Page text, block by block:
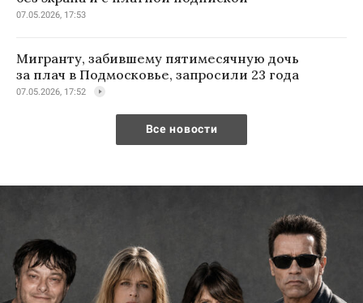
07.05.2026, 17:53
Мигранту, забившему пятимесячную дочь
за плач в Подмосковье, запросили 23 года
07.05.2026, 17:52
Все новости